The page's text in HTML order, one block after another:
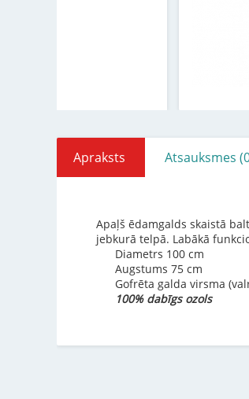
Apraksts
Apaļš ēdamgalds skaistā
jebkurā telpā. Labākā
Diametrs 100 cm
Augstums 75 cm
Gofrēta galda virsma
100% dabīgs ozols
Atsauksmes